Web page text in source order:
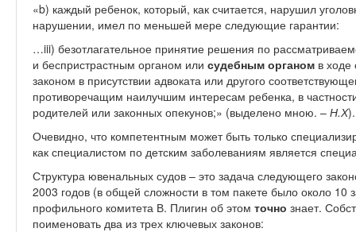
«b) каждый ребенок, который, как считается, нарушил
нарушении, имел по меньшей мере следующие гарантии:
…iii) безотлагательное принятие решения по
и беспристрастным органом или судебным органом в ходе
законом в присутствии адвоката или другого
противоречащим наилучшим интересам ребенка, в
родителей или законных опекунов;» (выделено мною. – Н.Х).
Очевидно, что компетентным может быть только
как специалистом по детским заболеваниям является
Структура ювенальных судов – это задача следующего
2003 годов (в общей сложности в том пакете было около 10
профильного комитета В. Плигин об этом точно знает.
поименовать два из трех ключевых законов: